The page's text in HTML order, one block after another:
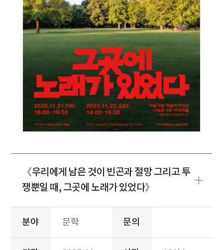
《우리에게 남은 것이 빈곤과 절망 그리고 투
쟁뿐일 때, 그곳에 노래가 있었다》
분야 문학 문의